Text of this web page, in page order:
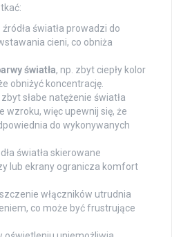
światła prowadzi do
cieni, co obniża
światła, np. zbyt ciepły kolor
obniżyć koncentrację.
słabe natężenie światła
wzroku, więc upewnij się, że
do wykonywanych
światła skierowane
lub ekrany ogranicza komfort
włączników utrudnia
co może być frustrujące